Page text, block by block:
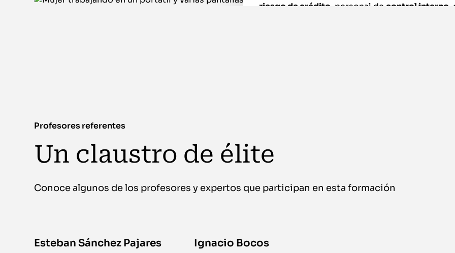
riesgo de crédito , personal de control interno
Profesores referentes
Un claustro de élite
Conoce algunos de los profesores y expertos que participan en esta formación
Esteban Sánchez Pajares Ignacio Bocos